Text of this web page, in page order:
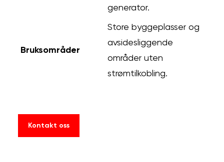
generator.
Bruksområder
Store byggeplasser og
avsidesliggende
områder uten
strømtilkobling.
Kontakt oss